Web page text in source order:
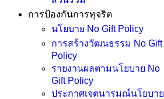
การป้องกันการทุจริต
นโยบาย No Gift Policy
การสร้างวัฒนธรรม No Gift
Policy
รายงานผลตามนโยบาย No
Gift Policy
ประกาศเจตนารมณ์นโยบาย